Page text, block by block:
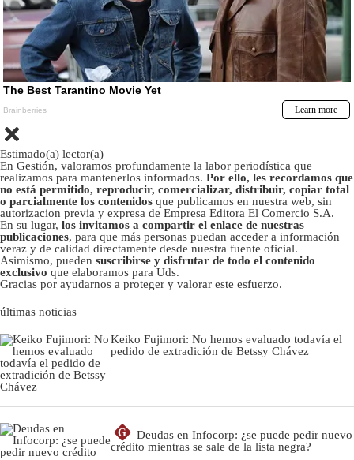
Estimado(a) lector(a)
En Gestión, valoramos profundamente la labor periodística que
realizamos para mantenerlos informados. Por ello, les recordamos que
no está permitido, reproducir, comercializar, distribuir, copiar total
o parcialmente los contenidos que publicamos en nuestra web, sin
autorizacion previa y expresa de Empresa Editora El Comercio S.A.
En su lugar, los invitamos a compartir el enlace de nuestras
publicaciones, para que más personas puedan acceder a información
veraz y de calidad directamente desde nuestra fuente oficial.
Asimismo, pueden suscribirse y disfrutar de todo el contenido
exclusivo que elaboramos para Uds.
Gracias por ayudarnos a proteger y valorar este esfuerzo.
últimas noticias
Keiko Fujimori: No hemos evaluado todavía el
pedido de extradición de Betssy Chávez
G
Deudas en Infocorp: ¿se puede pedir nuevo
crédito mientras se sale de la lista negra?